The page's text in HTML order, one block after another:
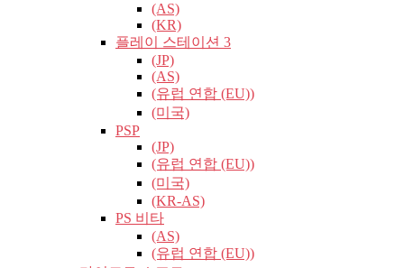
(AS)
(KR)
플레이 스테이션 3
(JP)
(AS)
(유럽​​ 연합 (EU))
(미국)
PSP
(JP)
(유럽​​ 연합 (EU))
(미국)
(KR-AS)
PS 비타
(AS)
(유럽​​ 연합 (EU))